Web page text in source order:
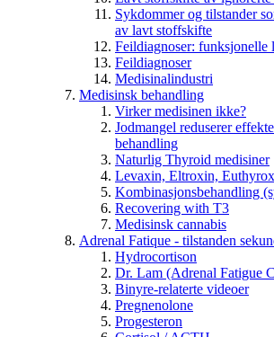
Sykdommer og tilstander
av lavt stoffskifte
Feildiagnoser: funksjonelle
Feildiagnoser
Medisinalindustri
Medisinsk behandling
Virker medisinen ikke?
Jodmangel reduserer
behandling
Naturlig Thyroid medisiner
Levaxin, Eltroxin,
Kombinasjonsbehandling
Recovering with T3
Medisinsk cannabis
Adrenal Fatique - tilstanden
Hydrocortison
Dr. Lam (Adrenal Fatigue
Binyre-relaterte videoer
Pregnenolone
Progesteron